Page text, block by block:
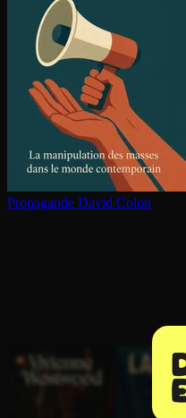
Propagande David Colon